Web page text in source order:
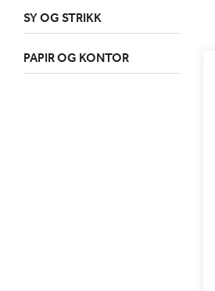
SY OG STRIKK
PAPIR OG KONTOR